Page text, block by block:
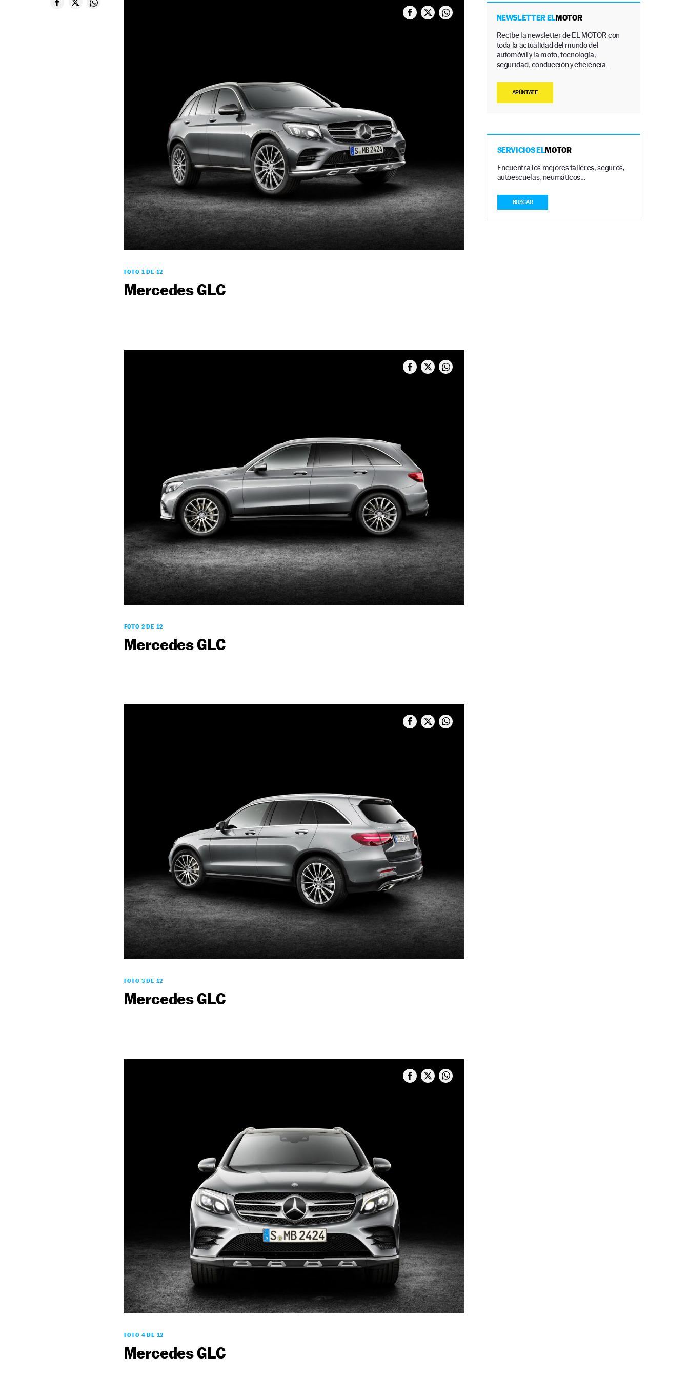
FOTO 1 DE 12
Mercedes GLC
FOTO 2 DE 12
Mercedes GLC
FOTO 3 DE 12
Mercedes GLC
FOTO 4 DE 12
Mercedes GLC
NEWSLETTER ELMOTOR
Recibe la newsletter de EL MOTOR con
toda la actualidad del mundo del
automóvil y la moto, tecnología,
seguridad, conducción y eficiencia.
APÚNTATE
SERVICIOS ELMOTOR
Encuentra los mejores talleres, seguros,
autoescuelas, neumáticos…
BUSCAR